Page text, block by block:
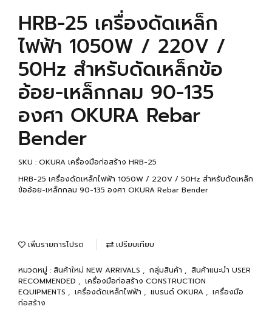
HRB-25 เครื่องดัดเหล็ก
ไฟฟ้า 1050W / 220V /
50Hz สำหรับดัดเหล็กข้อ
อ้อย-เหล็กกลม 90-135
องศา OKURA Rebar
Bender
SKU : OKURA เครื่องมือก่อสร้าง HRB-25
HRB-25 เครื่องดัดเหล็กไฟฟ้า 1050W / 220V / 50Hz สำหรับดัดเหล็ก
ข้ออ้อย-เหล็กกลม 90-135 องศา OKURA Rebar Bender
เพิ่มรายการโปรด เปรียบเทียบ
หมวดหมู่ : สินค้าใหม่ NEW ARRIVALS , กลุ่มสินค้า , สินค้าแนะนำ USER
RECOMMENDED , เครื่องมือก่อสร้าง CONSTRUCTION
EQUIPMENTS , เครื่องดัดเหล็กไฟฟ้า , แบรนด์ OKURA , เครื่องมือ
ก่อสร้าง